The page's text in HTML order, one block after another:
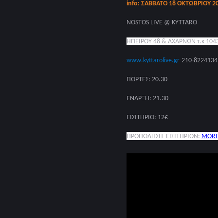
info: ΣΑΒΒΑΤΟ 18 ΟΚΤΩΒΡΙΟΥ
NOSTOS LIVE @ KYTTARO
ΗΠΕΙΡΟΥ 48 & ΑΧΑΡΝΩΝ τ.κ
www.kyttarolive.gr 210-8224134
ΠΟΡΤΕΣ: 20.30
ΕΝΑΡΞΗ: 21.30
ΕΙΣΙΤΗΡΙΟ: 12€
ΠΡΟΠΩΛΗΣΗ ΕΙΣΙΤΗΡΙΩΝ: